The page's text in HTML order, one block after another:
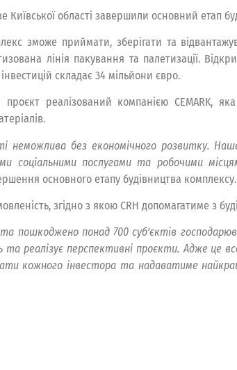
Київської області завершили основний етап
зможе приймати, зберігати та
лінія пакування та палетизації.
складає 34 мільйони євро.
проєкт реалізований компанією CEMARK,
неможлива без економічного розвитку.
соціальними послугами та робочими
основного етапу будівництва комплексу.
згідно з якою CRH допомагатиме з
та пошкоджено понад 700 суб’єктів
та реалізує перспективні проєкти. Адже це
кожного інвестора та надаватиме